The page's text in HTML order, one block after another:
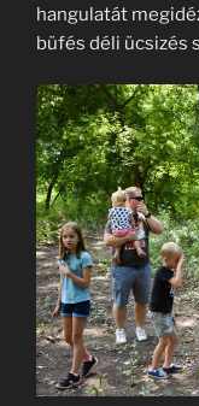
hangulatát
büfés déli ücsizés